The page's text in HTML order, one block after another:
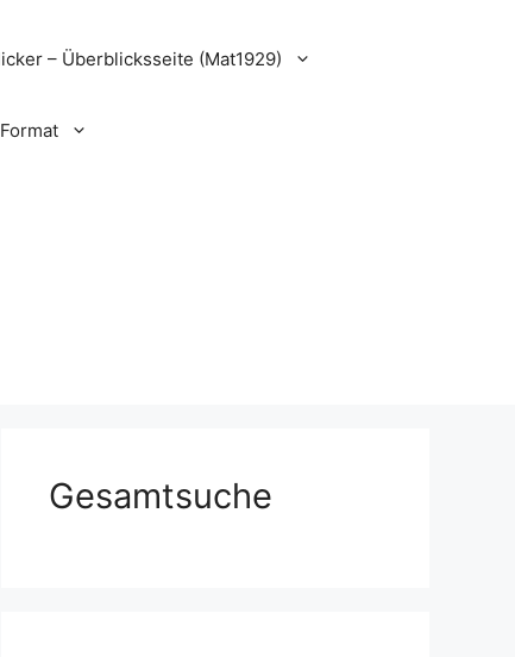
– Überblicksseite (Mat1929)
Gesamtsuche